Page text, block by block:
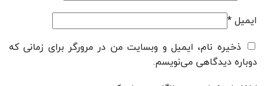
ایمیل *
ذخیره نام، ایمیل و وبسایت من در مرورگر برای زمانی که
دوباره دیدگاهی می‌نویسم.